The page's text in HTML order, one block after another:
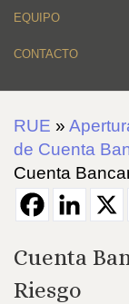
EQUIPO
CONTACTO
RUE »
de Cuenta
Cuenta
Cuenta
Riesgo